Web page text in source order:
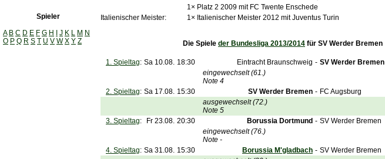
Spieler
A B C D E F G H J K L M N
O P Q R S T U V W X Y Z
1× Platz 2 2009 mit FC Twente Enschede
Italienischer Meister:
1× Italienischer Meister 2012 mit Juventus Turin
Die Spiele der Bundesliga 2013/2014 für SV Werder Bremen
1. Spieltag: Sa 10.08. 18:30 Eintracht Braunschweig - SV Werder Bremen
eingewechselt (61.)
Note 4
2. Spieltag: Sa 17.08. 15:30 SV Werder Bremen - FC Augsburg
ausgewechselt (72.)
Note 5
3. Spieltag: Fr 23.08. 20:30 Borussia Dortmund - SV Werder Bremen
eingewechselt (76.)
Note -
4. Spieltag: Sa 31.08. 15:30 Borussia M'gladbach - SV Werder Bremen